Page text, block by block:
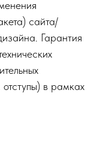
сайта/
Гарантия
отступы) в рамках